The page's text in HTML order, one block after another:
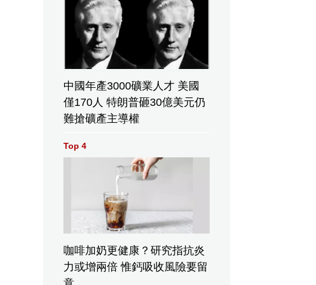
中國年產3000礦業人才 美國
僅170人 特朗普砸30億美元仍
難搶礦產主導權
Top 4
咖啡加奶更健康？研究指抗炎
力或增兩倍 惟鈣吸收風險要留